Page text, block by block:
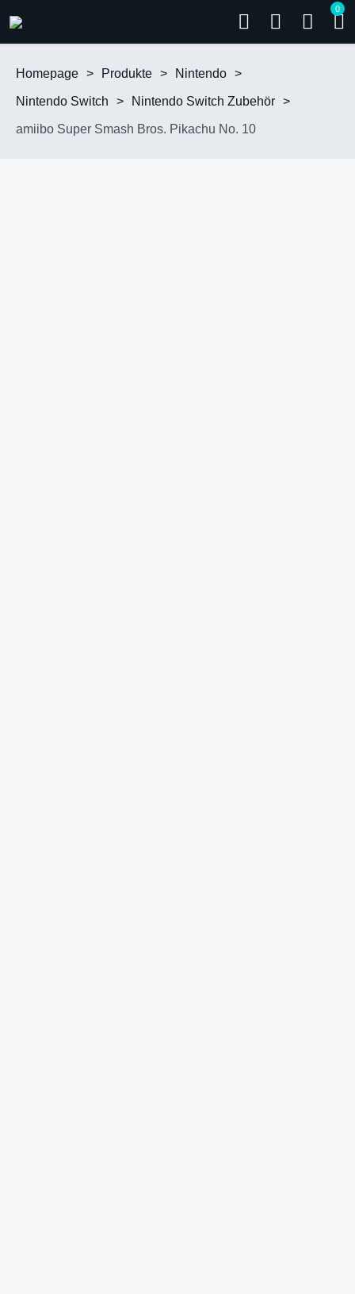
0
Homepage > Produkte > Nintendo >
Nintendo Switch > Nintendo Switch Zubehör >
amiibo Super Smash Bros. Pikachu No. 10